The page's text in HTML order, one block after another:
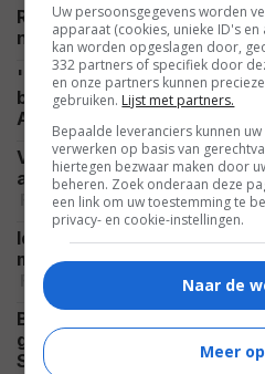
Russell Crowe enorm
nieuwe film: "Gladiator x
'Ice Cream Man' nu al
bevestigt dat hij voor
AI heeft ingezet
Veroordeelde moordenaar
altijd geëerd op de
FEATURED
Idris Elba noemde het "een
moest terugkeren voor
FEATURED
Binnenkort komt Netflix
grote rol voor de 17-jarige
Sandler
Uw persoonsgegevens worden
apparaat (cookies, unieke ID's
kan worden opgeslagen door,
332 partners of specifiek door
en onze partners kunnen
gebruiken. Lijst met partners.
Bepaalde leveranciers kunnen
verwerken op basis van
hiertegen bezwaar maken door
beheren. Zoek onderaan deze
een link om uw toestemming te
privacy- en cookie-instellingen.
Naar de
Meer